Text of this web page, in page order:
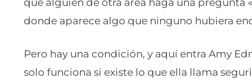
donde aparece algo que ninguno hubiera
Pero hay una condición, y aquí entra Amy
solo funciona si existe lo que ella llama